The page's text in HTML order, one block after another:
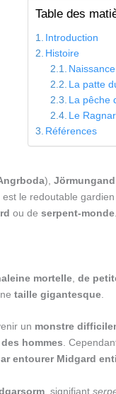
Table des
Introduction
Histoire
Naissance
La patte
La pêche
Le
Références
), Jörmungand
est le redoutable gardien
ou de serpent-monde.
mortelle de
taille gigantesque
un monstre
hommes .
entourer Midgard
, signifiant